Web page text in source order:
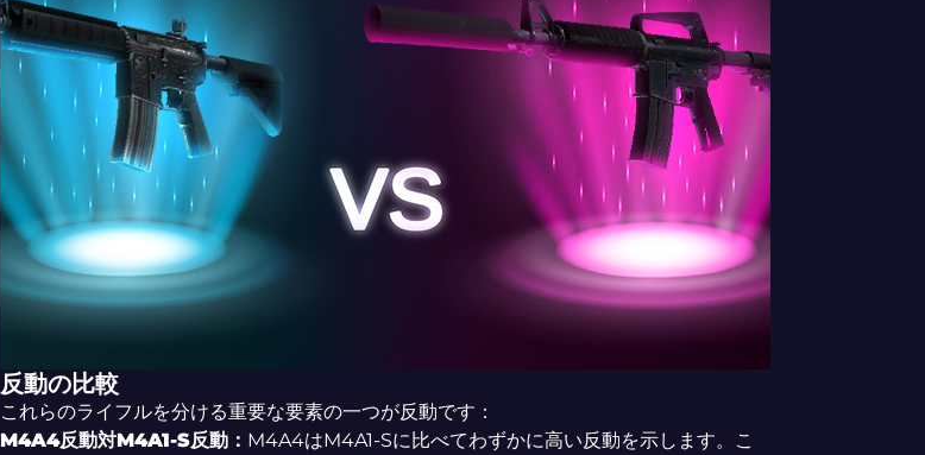
反動の比較
これらのライフルを分ける重要な要素の一つが反動です：
M4A4反動対M4A1-S反動： M4A4はM4A1-Sに比べてわずかに高い反動を示します。こ